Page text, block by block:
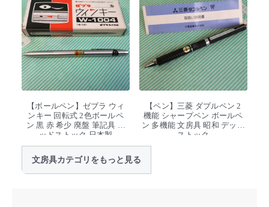
【ボールペン】ゼブラ ウィ
ンキー 回転式 2色ボールペ
ン 黒 赤 希少 廃盤 筆記具 デ
ッドストック 日本製
【ペン】三菱 ダブルペン 2
機能 シャープペン ボールペ
ン 多機能 文房具 昭和 デッド
ストック
文房具カテゴリをもっと見る